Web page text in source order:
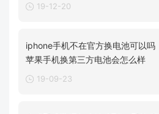
19-12-20
iphone手机不在官方换电池可以吗
苹果手机换第三方电池会怎么样
19-09-23